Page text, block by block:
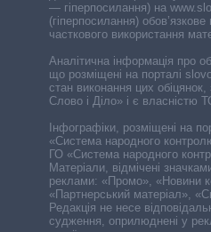
— гіперпосилання) на
(гіперпосилання)
часткового використання
Аналітична інформація про
що розміщені на порталі
стан виконання цих
Слово і Діло» і є власністю
Інфографіки, розміщені на
«Система народного
ГО «Система народного
Матеріали, відмічені
реклами: «Промо», «Новини
«Партнерський матеріал»,
Редакція не несе
судження, оприлюднені у